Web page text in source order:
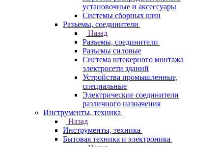
установочные и аксессуары
Системы сборных шин
Разъемы, соединители
Назад
Разъемы, соединители
Разъемы силовые
Система штекерного монтажа
электросети зданий
Устройства промышленные,
специальные
Электрические соединители
различного назначения
Инструменты, техника
Назад
Инструменты, техника
Бытовая техника и электроника